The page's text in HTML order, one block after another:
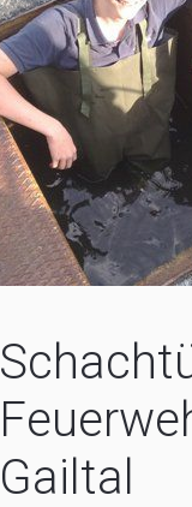
Gailtal